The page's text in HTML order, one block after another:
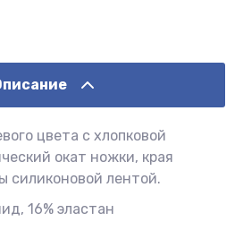
цвета с хлопковой
окат ножки, края
силиконовой лентой.
16% эластан